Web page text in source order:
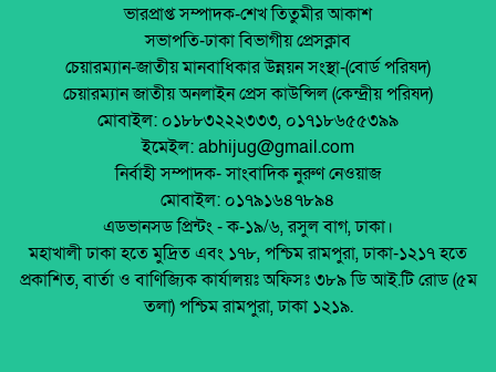
অনুষ্ঠিত হয়ে গেলো ইসলামি ফাউন্ডেশন কর্তৃক
আয়োজিত উপজেলা পর্যায় জাতীয় শিশু-কিশোর
ইসলামি সাংস্কৃতিক প্রতিযোগিতা
পলাশবাড়ী এসএম পাইলট সরকারি উচ্চ বিদ্যালয়ের
মার্কেট ভেঙে ব্যক্তিগত মার্কেটের রাস্তা তৈরি –
জনমনে ক্ষোভ
টঙ্গীতে তুলার গুদামে আগুন, নিয়ন্ত্রণে ৭ ইউনিট
জেলা আইন-শৃৃঙ্খলা কমিটির মাসিক সভা অনুষ্ঠিত।
পলাশবাড়ীতে এমইপি গ্রুপের মতবিনিময় সভা
অনুষ্ঠিত।
জুলাই সনদ বাস্তবায়ন নিয়ে প্রশ্ন: রংপুরে ১১ দলের
বিক্ষোভ
মালয়েশিয়ায় ইমিগ্রেশনের অভিযানে বাংলাদেশিসহ
২৪ অবৈধ অভিবাসী আটক
থাইল্যান্ডে রিসোর্ট থেকে ২১ বাংলাদেশি উদ্ধার
ভারপ্রাপ্ত সম্পাদক-শেখ তিতুমীর আকাশ
সভাপতি-ঢাকা বিভাগীয় প্রেসক্লাব
চেয়ারম্যান-জাতীয় মানবাধিকার উন্নয়ন সংস্থা-(বোর্ড পরিষদ)
চেয়ারম্যান জাতীয় অনলাইন প্রেস কাউন্সিল (কেন্দ্রীয় পরিষদ)
মোবাইল: ০১৮৮৩২২২৩৩৩, ০১৭১৮৬৫৫৩৯৯
ইমেইল: abhijug@gmail.com
নির্বাহী সম্পাদক- সাংবাদিক নুরুণ নেওয়াজ
মোবাইল: ০১৭৯১৬৪৭৮৯৪
এডভানসড প্রিন্টং - ক-১৯/৬, রসুল বাগ, ঢাকা।
মহাখালী ঢাকা হতে মুদ্রিত এবং ১৭৮, পশ্চিম রামপুরা, ঢাকা-১২১৭ হতে
প্রকাশিত, বার্তা ও বাণিজ্যিক কার্যালয়ঃ অফিসঃ ৩৮৯ ডি আই.টি রোড (৫ম
তলা) পশ্চিম রামপুরা, ঢাকা ১২১৯.